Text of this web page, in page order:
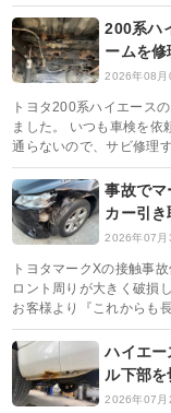
200系ハ
ームを修
2026年08月
トヨタ200系ハイエース
ました。 いつも車検を依
通らないので、サビ修理
事故でマ
カー引き
2026年07月
トヨタマークXの接触事
ロント周りが大きく破損
お客様より『これからも
ハイエ
ル下部
2026年07月